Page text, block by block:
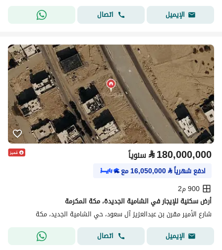
الإيميل
اتصال
⃁180,000,000 سنوياً
ادفع شهرياً⃁
16,050,000مع
900 م2
أرض سكنية للإيجار في الشامية الجديدة، مكة المكرمة
شارع الأمير مقرن بن عبدالعزيز آل سعود، حي الشامية الجديد، مكة
الإيميل
اتصال